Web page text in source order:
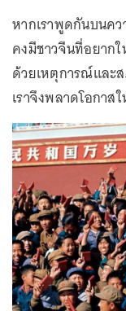
หากเราพูดกันบนคว
คงมีชาวจีนที่อยาก
ด้วยเหตุการณ์และ
เราจึงพลาดโอกาส